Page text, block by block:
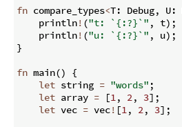
fn compare_types<T: Debug, U:
    println
! ("t: `{:?}`" , t) ;
    println
! ("u: `{:?}`" , u) ;
}
fn main()
{
let string = "words" ;
let array = [1, 2, 3] ;
let vec = vec! [1, 2, 3] ;